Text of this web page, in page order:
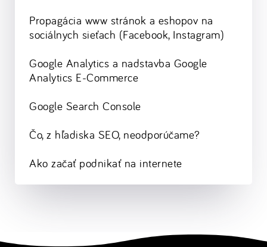
Propagácia www stránok a eshopov na
sociálnych sieťach (Facebook, Instagram)
Google Analytics a nadstavba Google
Analytics E-Commerce
Google Search Console
Čo, z hľadiska SEO, neodporúčame?
Ako začať podnikať na internete